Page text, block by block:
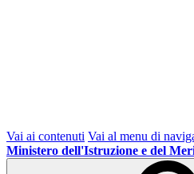
Vai ai contenuti Vai al menu di
Ministero dell'Istruzione e del